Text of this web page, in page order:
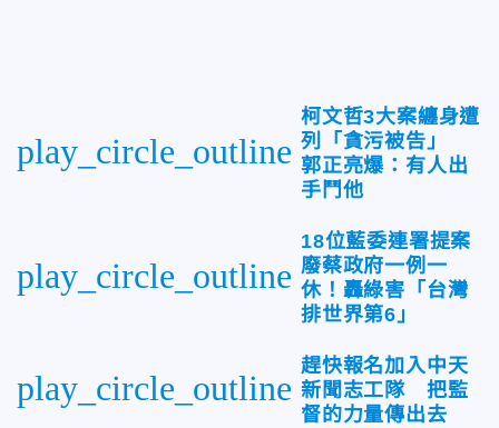
play_circle_outline
柯文哲3大案纏身遭
列「貪污被告」
郭正亮爆：有人出
手鬥他
play_circle_outline
18位藍委連署提案
廢蔡政府一例一
休！轟綠害「台灣
排世界第6」
play_circle_outline
趕快報名加入中天
新聞志工隊 把監
督的力量傳出去